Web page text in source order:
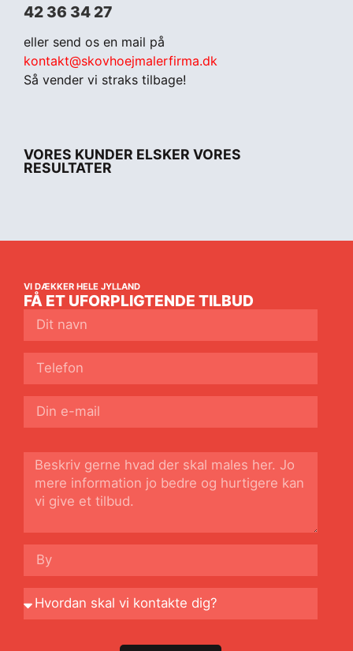
42 36 34 27
eller send os en mail på
kontakt@skovhoejmalerfirma.dk
Så vender vi straks tilbage!
VORES KUNDER ELSKER VORES
RESULTATER
VI DÆKKER HELE JYLLAND
FÅ ET UFORPLIGTENDE TILBUD